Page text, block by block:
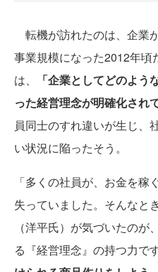
転機が訪れたのは、企業
事業規模になった2012年
は、
「企業としてどのよ
った経営理念が明確化され
員同士のすれ違いが生じ、
い状況に陥ったそう。
「多くの社員が、お金を
失っていました。そんなと
（洋平氏）が気づいたの
る『経営理念』の持つ力で